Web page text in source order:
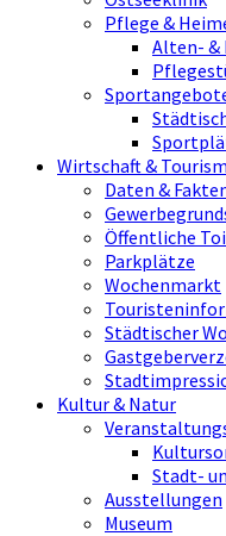
Pflege &
Alten- &
Wirtschaft &
Daten &
Öffentliche
Parkplätze
Wochenmarkt
Städtischer
Kultur & Natur
Stadt-
Ausstellungen
Museum